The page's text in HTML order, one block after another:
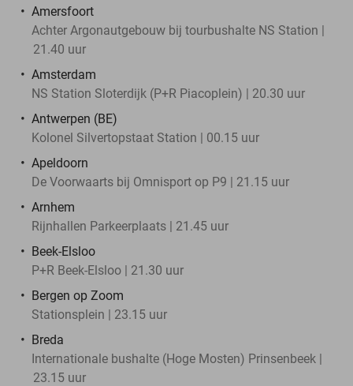
Amersfoort
Achter Argonautgebouw bij tourbushalte NS Station |
21.40 uur
Amsterdam
NS Station Sloterdijk (P+R Piacoplein) | 20.30 uur
Antwerpen (BE)
Kolonel Silvertopstaat Station | 00.15 uur
Apeldoorn
De Voorwaarts bij Omnisport op P9 | 21.15 uur
Arnhem
Rijnhallen Parkeerplaats | 21.45 uur
Beek-Elsloo
P+R Beek-Elsloo | 21.30 uur
Bergen op Zoom
Stationsplein | 23.15 uur
Breda
Internationale bushalte (Hoge Mosten) Prinsenbeek |
23.15 uur